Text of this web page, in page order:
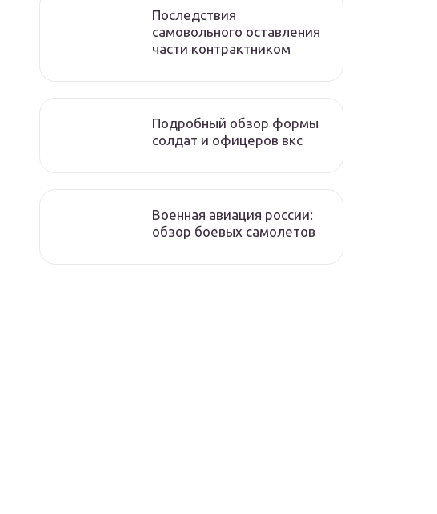
Последствия
самовольного оставления
части контрактником
Подробный обзор формы
солдат и офицеров вкс
Военная авиация россии:
обзор боевых самолетов